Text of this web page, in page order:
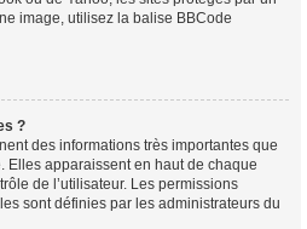
image, utilisez la balise BBCode
?
des informations très importantes que
Elles apparaissent en haut de chaque
de l’utilisateur. Les permissions
sont définies par les administrateurs du